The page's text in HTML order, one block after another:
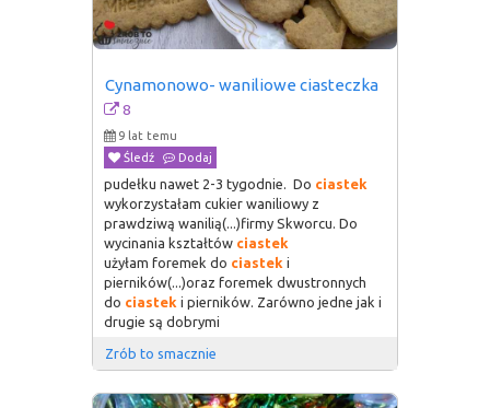
Cynamonowo- waniliowe ciasteczka
8
9 lat temu
Śledź
Dodaj
pudełku nawet 2-3 tygodnie. Do ciastek
wykorzystałam cukier waniliowy z
prawdziwą wanilią(...)firmy Skworcu. Do
wycinania kształtów ciastek
użyłam foremek do ciastek i
pierników(...)oraz foremek dwustronnych
do ciastek i pierników. Zarówno jedne jak i
drugie są dobrymi
Zrób to smacznie